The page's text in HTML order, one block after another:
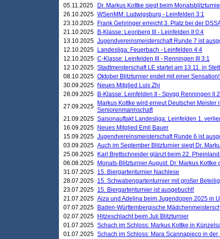
05.11.2025
Dr. Markus Kottke siegt beim
26.10.2025 WSenMM: Ludwigsburg - Leinfelden 3:1
23.10.2025
Frank Gehringer erreicht 3. Platz bei der
21.10.2025
B-Klasse: Leonberg III - Leinfelden II 0:4
13.10.2025 Jugendvereinsmeisterschaft Runde 7 ist
12.10.2025
Landesliga: Feuerbach - Leinfelden 4:4
12.10.2025 C-Klasse: Leinfelden III - Renningen III 3:1
12.10.2025 Stadtmeisterschaft LE startet am 13.11. in
08.10.2025 Oktober Blitzturnier endet mit einer
30.09.2025
Neues Mitglied Luis Zhi
28.09.2025
B-Klasse: Leinfelden II - Spvgg Renningen II
27.09.2025
Markus Kottke wird erneut Deutscher Meister
Seniorenmannschaft
21.09.2025 Saisonauftakt Landesliga: Leinfelden 1.
16.09.2025
Neues Mitglied Emil Bauer
15.09.2025 Jugendvereinsmeisterschaft Runde 6 ist
03.09.2025 Auch im September Blitzturnier siegt Dr.
25.08.2025
Karl Brettschneider glänzt beim 22.
06.08.2025
Monats-Blitzturnier August: Dr. Markus Kottke
31.07.2025 15. Biergartenturnier Nachlese
28.07.2025 15. Schwabengartenturnier mit großer
23.07.2025 15. Biergartenturnier ist ausgebucht!
21.07.2025 Aiza und Adelina beim Jugendopen 2025 in
07.07.2025
Baden-Württembergische
02.07.2025
Hitzeschlacht beim Juli Blitzturnier
01.07.2025 Schach im Schloss: Markus Kottke in
01.07.2025 Schach im Schloss: Mara Scannapieco in der